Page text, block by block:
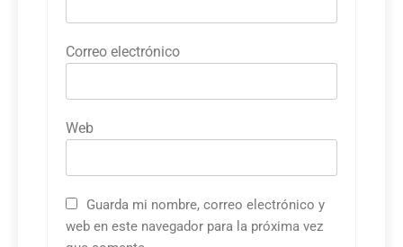
Correo electrónico
Web
Guarda mi nombre, correo electrónico y
web en este navegador para la próxima vez